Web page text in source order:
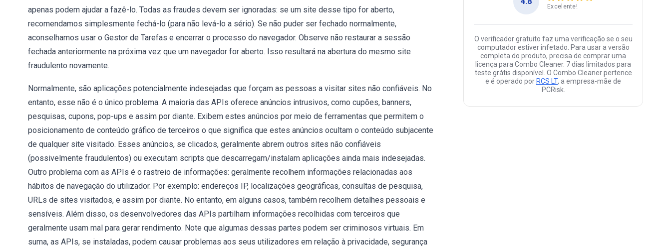
apenas podem ajudar a fazê-lo. Todas as fraudes devem ser ignoradas: se um site desse tipo for aberto,
recomendamos simplesmente fechá-lo (para não levá-lo a sério). Se não puder ser fechado normalmente,
aconselhamos usar o Gestor de Tarefas e encerrar o processo do navegador. Observe não restaurar a sessão
fechada anteriormente na próxima vez que um navegador for aberto. Isso resultará na abertura do mesmo site
fraudulento novamente.
Normalmente, são aplicações potencialmente indesejadas que forçam as pessoas a visitar sites não confiáveis. No
entanto, esse não é o único problema. A maioria das APIs oferece anúncios intrusivos, como cupões, banners,
pesquisas, cupons, pop-ups e assim por diante. Exibem estes anúncios por meio de ferramentas que permitem o
posicionamento de conteúdo gráfico de terceiros o que significa que estes anúncios ocultam o conteúdo subjacente
de qualquer site visitado. Esses anúncios, se clicados, geralmente abrem outros sites não confiáveis
(possivelmente fraudulentos) ou executam scripts que descarregam/instalam aplicações ainda mais indesejadas.
Outro problema com as APIs é o rastreio de informações: geralmente recolhem informações relacionadas aos
hábitos de navegação do utilizador. Por exemplo: endereços IP, localizações geográficas, consultas de pesquisa,
URLs de sites visitados, e assim por diante. No entanto, em alguns casos, também recolhem detalhes pessoais e
sensíveis. Além disso, os desenvolvedores das APIs partilham informações recolhidas com terceiros que
geralmente usam mal para gerar rendimento. Note que algumas dessas partes podem ser criminosos virtuais. Em
suma, as APIs, se instaladas, podem causar problemas aos seus utilizadores em relação à privacidade, segurança
Excelente!
O verificador gratuito faz uma verificação se o seu
computador estiver infetado. Para usar a versão
completa do produto, precisa de comprar uma
licença para Combo Cleaner. 7 dias limitados para
teste grátis disponível. O Combo Cleaner pertence
e é operado por RCS LT, a empresa-mãe de
PCRisk.